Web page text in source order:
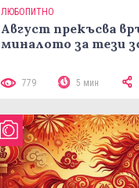
ЛЮБОПИТНО
Август прекъсва
миналото за тези
779 5 мин